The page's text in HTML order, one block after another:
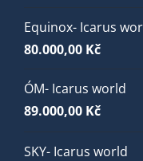
Equinox- Icarus
80.000,00 Kč
ÓM- Icarus world
89.000,00 Kč
SKY- Icarus world